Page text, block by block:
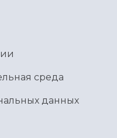
среда
данных